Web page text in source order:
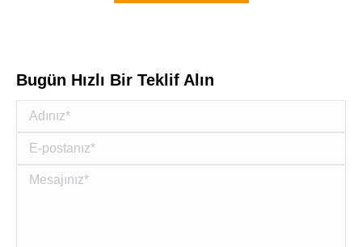
Bugün Hızlı Bir Teklif Alın